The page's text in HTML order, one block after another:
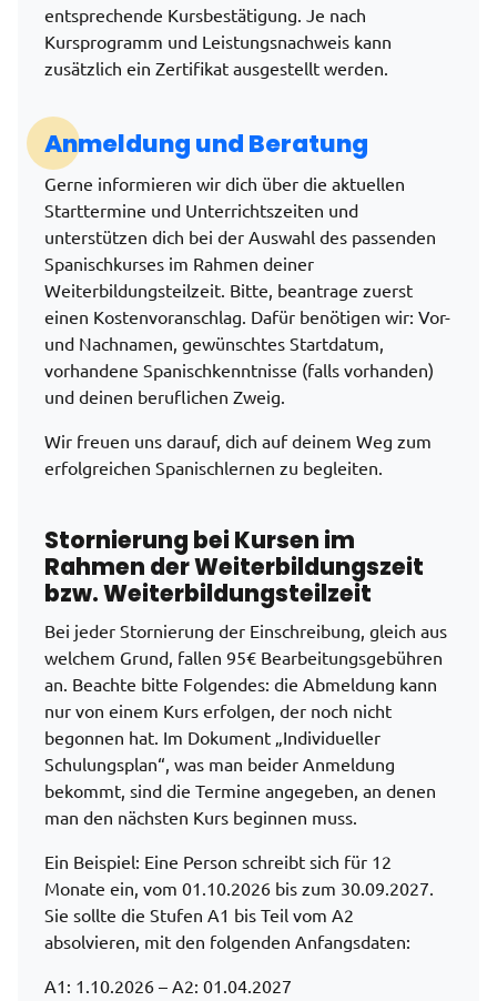
entsprechende Kursbestätigung. Je nach
Kursprogramm und Leistungsnachweis kann
zusätzlich ein Zertifikat ausgestellt werden.
Anmeldung und Beratung
Gerne informieren wir dich über die aktuellen
Starttermine und Unterrichtszeiten und
unterstützen dich bei der Auswahl des passenden
Spanischkurses im Rahmen deiner
Weiterbildungsteilzeit. Bitte, beantrage zuerst
einen Kostenvoranschlag. Dafür benötigen wir: Vor-
und Nachnamen, gewünschtes Startdatum,
vorhandene Spanischkenntnisse (falls vorhanden)
und deinen beruflichen Zweig.
Wir freuen uns darauf, dich auf deinem Weg zum
erfolgreichen Spanischlernen zu begleiten.
Stornierung bei Kursen im
Rahmen der Weiterbildungszeit
bzw.Weiterbildungsteilzeit
Bei jeder Stornierung der Einschreibung, gleich aus
welchem Grund, fallen 95€ Bearbeitungsgebühren
an. Beachte bitte Folgendes: die Abmeldung kann
nur von einem Kurs erfolgen, der noch nicht
begonnen hat. Im Dokument „Individueller
Schulungsplan“, was man beider Anmeldung
bekommt, sind die Termine angegeben, an denen
man den nächsten Kurs beginnen muss.
Ein Beispiel: Eine Person schreibt sich für 12
Monate ein, vom 01.10.2026 bis zum 30.09.2027.
Sie sollte die Stufen A1 bis Teil vom A2
absolvieren, mit den folgenden Anfangsdaten:
A1: 1.10.2026 – A2: 01.04.2027